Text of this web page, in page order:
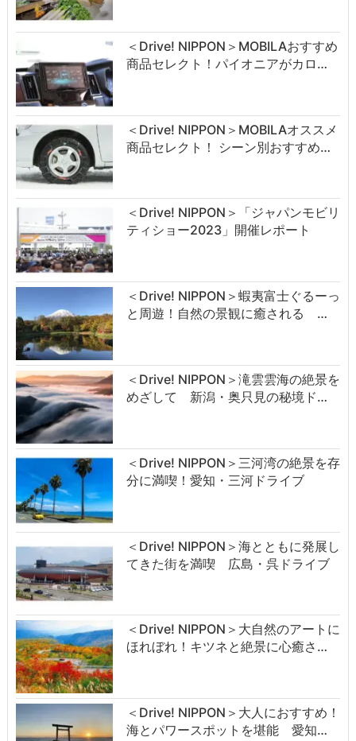
＜Drive! NIPPON＞MOBILAおすすめ
商品セレクト！パイオニアがカロ…
＜Drive! NIPPON＞MOBILAオススメ
商品セレクト！ シーン別おすすめ…
＜Drive! NIPPON＞「ジャパンモビリ
ティショー2023」開催レポート
＜Drive! NIPPON＞蝦夷富士ぐるーっ
と周遊！自然の景観に癒される …
＜Drive! NIPPON＞滝雲雲海の絶景を
めざして 新潟・奥只見の秘境ド…
＜Drive! NIPPON＞三河湾の絶景を存
分に満喫！愛知・三河ドライブ
＜Drive! NIPPON＞海とともに発展し
てきた街を満喫 広島・呉ドライブ
＜Drive! NIPPON＞大自然のアートに
ほれぼれ！キツネと絶景に心癒さ…
＜Drive! NIPPON＞大人におすすめ！
海とパワースポットを堪能 愛知…